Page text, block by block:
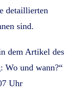
detaillierten
sind.
dem Artikel des
Wo und wann?“
Uhr